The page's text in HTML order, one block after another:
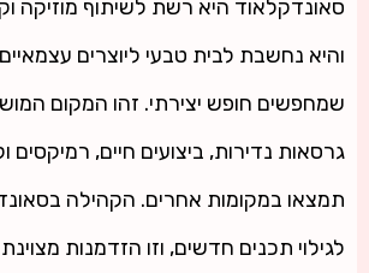
סאונדקלאוד היא רשת לשיתוף מוזיקה
והיא נחשבת לבית טבעי ליוצרים עצמאיים
שמחפשים חופש יצירתי. זהו המקום
גרסאות נדירות, ביצועים חיים, רמיקסים
תמצאו במקומות אחרים. הקהילה
לגילוי תכנים חדשים, וזו הזדמנות